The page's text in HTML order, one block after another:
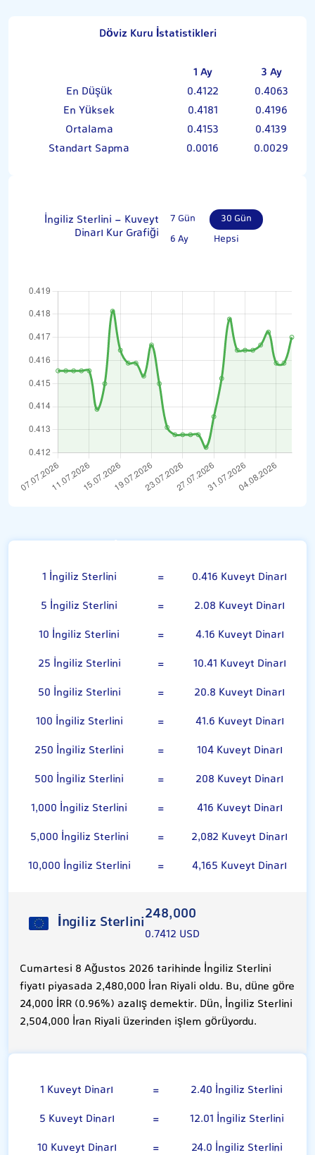
Döviz Kuru İstatistikleri
1 Ay
3 Ay
En Düşük
0.4122
0.4063
En Yüksek
0.4181
0.4196
Ortalama
0.4153
0.4139
Standart Sapma
0.0016 0.0029
İngiliz Sterlini - Kuveyt
Dinarı Kur Grafiği
7 Gün
30 Gün
6 Ay
Hepsi
1 İngiliz Sterlini =
0.416 Kuveyt Dinarı
5 İngiliz Sterlini
=
2.08 Kuveyt Dinarı
10 İngiliz Sterlini
=
4.16 Kuveyt Dinarı
25 İngiliz Sterlini
=
10.41 Kuveyt Dinarı
50 İngiliz Sterlini
=
20.8 Kuveyt Dinarı
100 İngiliz Sterlini
=
41.6 Kuveyt Dinarı
250 İngiliz Sterlini
=
104 Kuveyt Dinarı
500 İngiliz Sterlini
=
208 Kuveyt Dinarı
1,000 İngiliz Sterlini
=
416 Kuveyt Dinarı
5,000 İngiliz Sterlini
=
2,082 Kuveyt Dinarı
10,000 İngiliz Sterlini
= 4,165 Kuveyt Dinarı
İngiliz Sterlini248,000
0.7412 USD
Cumartesi 8 Ağustos 2026 tarihinde İngiliz Sterlini
fiyatı piyasada 2,480,000 İran Riyali oldu. Bu, düne göre
24,000 İRR (0.96%) azalış demektir. Dün, İngiliz Sterlini
2,504,000 İran Riyali üzerinden işlem görüyordu.
1 Kuveyt Dinarı =
2.40 İngiliz Sterlini
5 Kuveyt Dinarı
=
12.01 İngiliz Sterlini
10 Kuveyt Dinarı
= 24.0 İngiliz Sterlini